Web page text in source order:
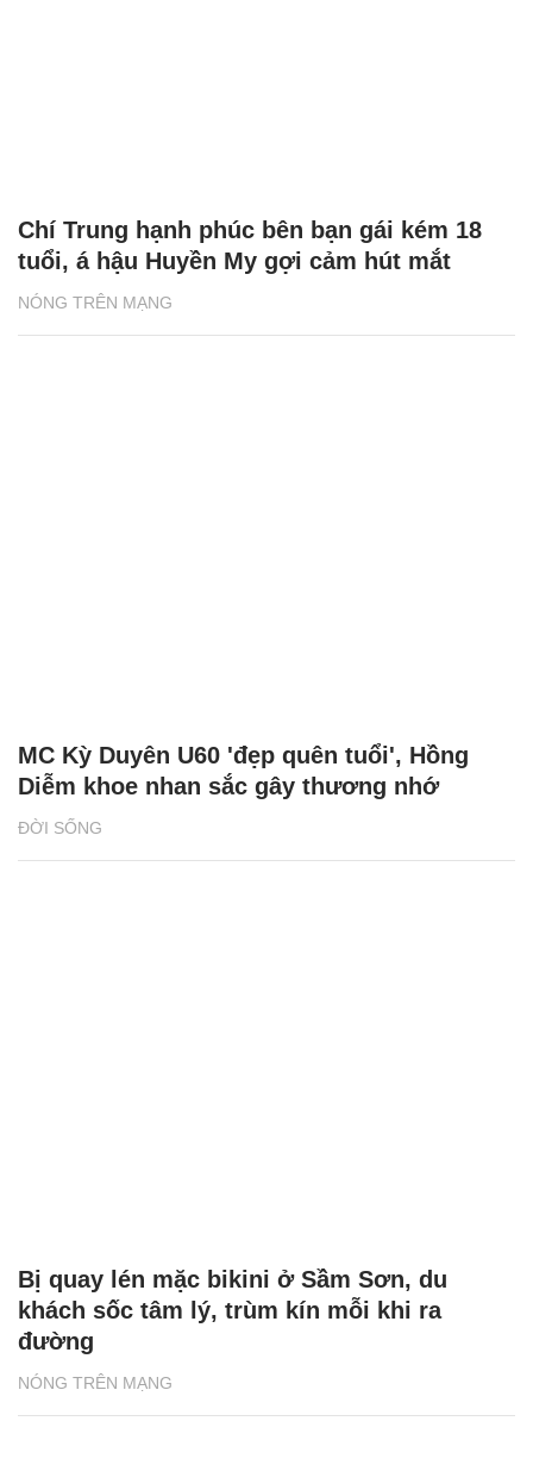
NÓNG TRÊN MẠNG
Chí Trung hạnh phúc bên bạn gái kém 18
tuổi, á hậu Huyền My gợi cảm hút mắt
ĐỜI SỐNG
MC Kỳ Duyên U60 'đẹp quên tuổi', Hồng
Diễm khoe nhan sắc gây thương nhớ
NÓNG TRÊN MẠNG
Bị quay lén mặc bikini ở Sầm Sơn, du
khách sốc tâm lý, trùm kín mỗi khi ra
đường